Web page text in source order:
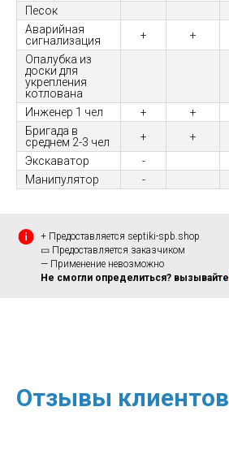
Песок
Аварийная
сигнализация
+ +
Опалубка из
доски для
укрепления
котлована
Инженер 1 чел
+ +
Бригада в
среднем 2-3 чел
+ +
Экскаватор
-
Манипулятор
-
+ Предоставляется septiki-spb.shop
▭ Предоставляется заказчиком
— Применение невозможно
Не смогли определиться? вызывайте
Отзывы клиентов